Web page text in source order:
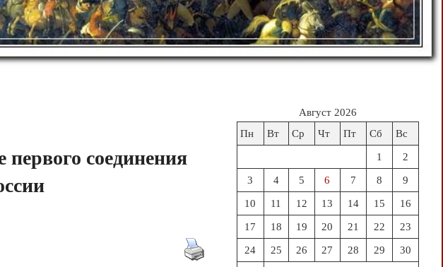
первого соединения
Август 2026
Пн
Вт Ср Чт Пт Сб Вс
1 2
3 4 5 6 7 8 9
10 11 12 13 14 15 16
17 18 19 20 21 22 23
24 25 26 27 28 29 30